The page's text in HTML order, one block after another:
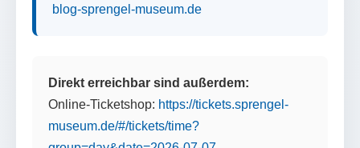
blog-sprengel-museum.de
Direkt erreichbar sind außerdem:
Online-Ticketshop: https://tickets.sprengel-
museum.de/#/tickets/time?